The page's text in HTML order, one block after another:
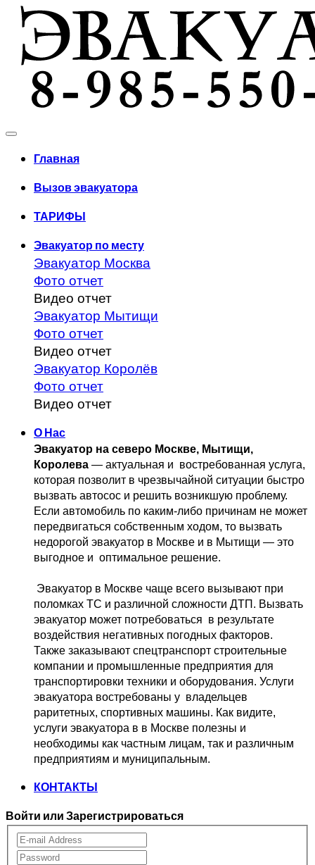
Главная
Вызов эвакуатора
ТАРИФЫ
Эвакуатор по месту
Эвакуатор Москва
Фото отчет
Видео отчет
Эвакуатор Мытищи
Фото отчет
Видео отчет
Эвакуатор Королёв
Фото отчет
Видео отчет
О Нас
Эвакуатор на северо Москве, Мытищи,
Королева — актуальная и востребованная услуга,
Если автомобиль по каким-либо причинам не может
передвигаться собственным ходом, то вызвать
недорогой эвакуатор в Москве и в Мытищи — это
выгодное и оптимальное решение.
поломках ТС и различной сложности ДТП. Вызвать
эвакуатор может потребоваться  в результате
воздействия негативных погодных факторов.
Также заказывают спецтранспорт строительные
компании и промышленные предприятия для
транспортировки техники и оборудования. Услуги
эвакуатора востребованы у  владельцев
раритетных, спортивных машины. Как видите,
услуги эвакуатора в в Москве полезны и
необходимы как частным лицам, так и различным
предприятиям и муниципальным.
КОНТАКТЫ
Войти или Зарегистрироваться